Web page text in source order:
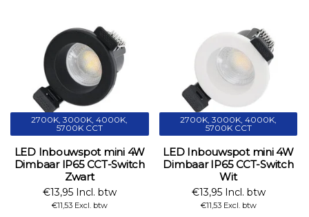
2700K, 3000K, 4000K,
5700K CCT
LED Inbouwspot mini 4W
Dimbaar IP65 CCT-Switch
Zwart
€13,95 Incl. btw
€11,53 Excl. btw
2700K, 3000K, 4000K,
5700K CCT
LED Inbouwspot mini 4W
Dimbaar IP65 CCT-Switch
Wit
€13,95 Incl. btw
€11,53 Excl. btw